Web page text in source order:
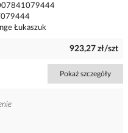
Łukaszuk
923,27 zł/szt
Pokaż szczegóły